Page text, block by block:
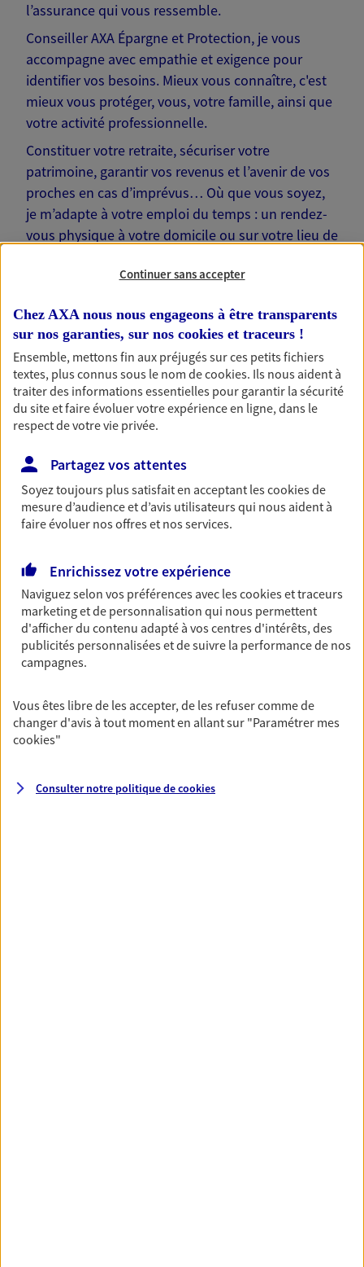
l’assurance qui vous ressemble.
Conseiller AXA Épargne et Protection, je vous
accompagne avec empathie et exigence pour
identifier vos besoins. Mieux vous connaître, c'est
mieux vous protéger, vous, votre famille, ainsi que
votre activité professionnelle.
Constituer votre retraite, sécuriser votre
patrimoine, garantir vos revenus et l’avenir de vos
proches en cas d’imprévus… Où que vous soyez,
je m’adapte à votre emploi du temps : un rendez-
vous physique à votre domicile ou sur votre lieu de
Nos offres phares
Réalisez vos projets grâce à votre épargne : achat
immobilier, études des enfants ou voyage autour
du monde… Épargnez à votre rythme et
simplement, selon votre profil.
Découvrir les offres Épargne
Retraite
Préparez sereinement ce nouveau chapitre de
votre vie avec les conseils d'un expert. Découvrez
notre solution PER (Plan Epargne Retraite)
Découvrir l'offre Retraite
Pour un avenir serein, assurez-vous avec notre
Continuer sans accepter
Chez AXA nous nous engageons à être transparents
sur nos garanties, sur nos cookies et traceurs !
Ensemble, mettons fin aux préjugés sur ces petits fichiers
textes, plus connus sous le nom decookies. Ils nous aident à
traiter des informations essentielles pour garantir la sécurité
du site et faire évoluer votre expérience en ligne, dans le
respect de votre vie privée.
Partagez vos attentes
Soyez toujours plus satisfait en acceptant lescookiesde
mesure d’audience et d’avis utilisateurs qui nous aident à
faire évoluer nos offres et nos services.
Enrichissez votre expérience
Naviguez selon vos préférences avec lescookies et traceurs
marketing et de personnalisation qui nous permettent
d'afficher du contenu adapté à vos centres d'intérêts, des
publicités personnalisées et de suivre la performance de nos
campagnes.
Vous êtes libre de les accepter, de les refuser comme de
changer d'avis à tout moment en allant sur "Paramétrer mes
cookies"
Consulter notre politique decookies